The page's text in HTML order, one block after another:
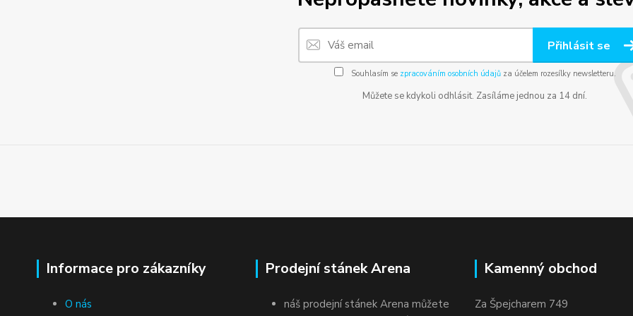
Přihlásit se
Souhlasím se zpracováním osobních údajůza účelem rozesílky newsletteru.
Můžete se kdykoli odhlásit. Zasíláme jednou za 14 dní.
Informace pro zákazníky
O nás
Prodejní stánek Arena
náš prodejní stánek Arena můžete
Kamenný obchod
Za Špejcharem 749